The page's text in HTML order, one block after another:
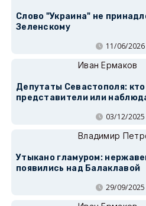
Слово "Украина" не
Зеленскому
11/06/
Иван Ермаков
Депутаты Севастополя:
представители или
03/12/
Владимир
Утыкано гламуром:
появились над Балаклавой
29/09/